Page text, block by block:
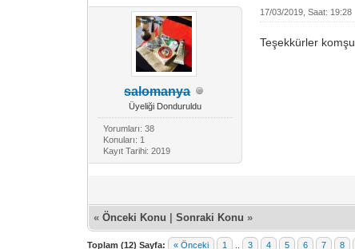
salomanya
Üyeliği Donduruldu
Yorumları: 38
Konuları: 1
Kayıt Tarihi: 2019
17/03/2019, Saat: 19:28
Teşekkürler komşu
«Önceki Konu |Sonraki Konu »
Toplam (12) Sayfa: « Önceki 1 3 4 5 6 7 8